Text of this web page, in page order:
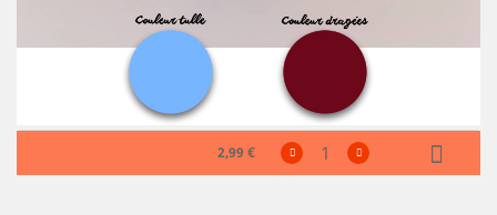
2,99 €